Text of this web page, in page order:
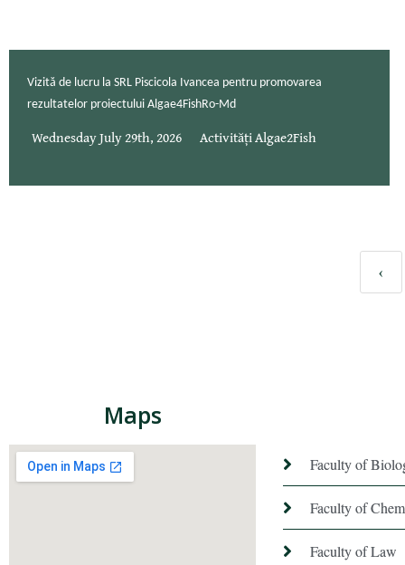
Vizită de lucru la SRL Piscicola Ivancea pentru promovarea
rezultatelor proiectului Algae4FishRo-Md
Wednesday July 29th, 2026 Activități Algae2Fish
‹
Maps
Faculty of
Faculty of
Faculty of Law